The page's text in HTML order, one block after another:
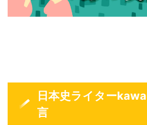
日本史ライター
言